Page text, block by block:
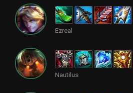
Ezreal
Nautilus